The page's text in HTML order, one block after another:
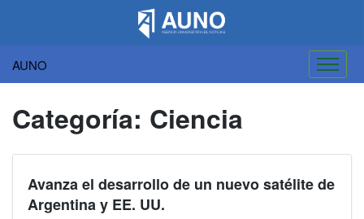
AUNO
contenido
Categoría: Ciencia
Avanza el desarrollo de un nuevo satélite de
Argentina y EE. UU.